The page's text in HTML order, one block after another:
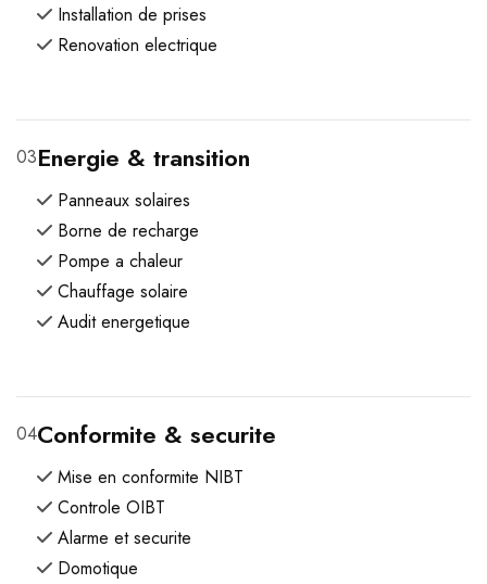
Installation de prises
Renovation electrique
03Energie & transition
Panneaux solaires
Borne de recharge
Pompe a chaleur
Chauffage solaire
Audit energetique
04Conformite & securite
Mise en conformite NIBT
Controle OIBT
Alarme et securite
Domotique